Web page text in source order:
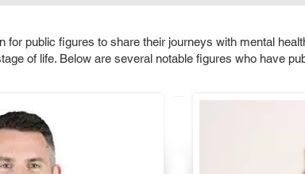
for public figures to share their journeys with mental
of life. Below are several notable figures who have